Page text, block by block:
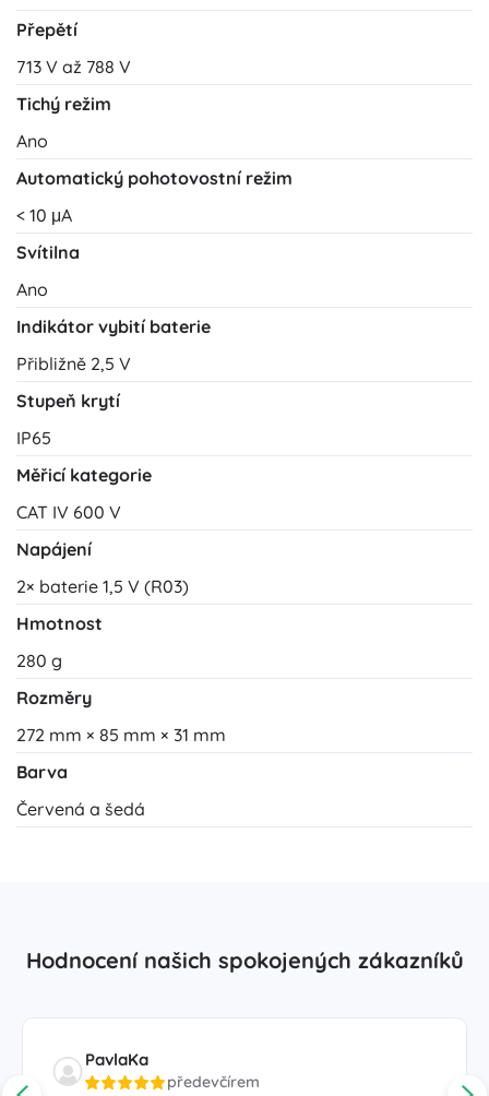
Přepětí
713 V až 788 V
Tichý režim
Ano
Automatický pohotovostní režim
< 10 μA
Svítilna
Ano
Indikátor vybití baterie
Přibližně 2,5 V
Stupeň krytí
IP65
Měřicí kategorie
CAT IV 600 V
Napájení
2× baterie 1,5 V (R03)
Hmotnost
280 g
Rozměry
272 mm × 85 mm × 31 mm
Barva
Červená a šedá
Hodnocení našich spokojených zákazníků
PavlaKa
předevčírem